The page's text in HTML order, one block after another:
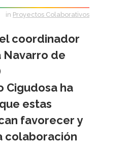
in Proyectos Colaborativos
coordinador
Navarro de
Cigudosa ha
estas
favorecer y
colaboración